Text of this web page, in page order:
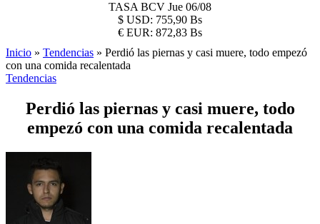
TASA BCV Jue 06/08
$ USD: 755,90 Bs
€ EUR: 872,83 Bs
Inicio » Tendencias » Perdió las piernas y casi muere, todo empezó
con una comida recalentada
Tendencias
Perdió las piernas y casi muere, todo
empezó con una comida recalentada